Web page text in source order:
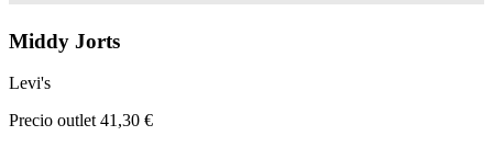
Middy Jorts
Levi's
Precio outlet 41,30 €